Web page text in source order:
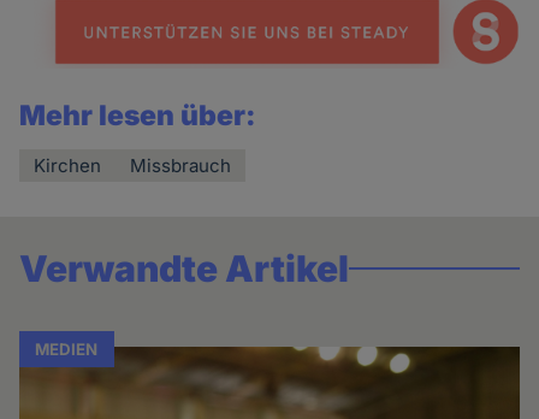
Mehr lesen über:
Kirchen Missbrauch
Verwandte Artikel
MEDIEN